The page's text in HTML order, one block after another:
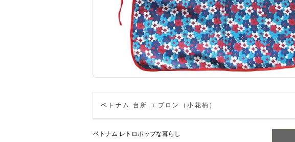
ベトナム 台所 エプロン（小花柄）
ベトナム レトロポップな暮らし